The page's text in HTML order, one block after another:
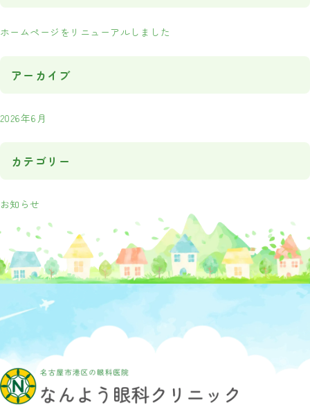
ホームページをリニューアルしました
アーカイブ
2026年6月
カテゴリー
お知らせ